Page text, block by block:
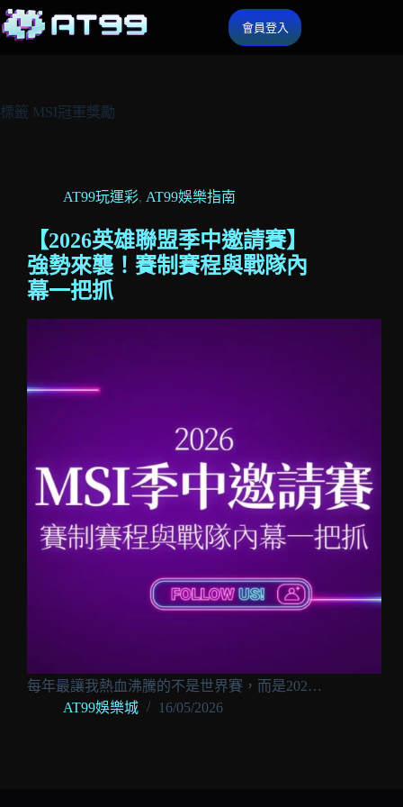
會員登入
標籤 MSI冠軍獎勵
AT99玩運彩, AT99娛樂指南
【2026英雄聯盟季中邀請賽】
強勢來襲！賽制賽程與戰隊內
幕一把抓
每年最讓我熱血沸騰的不是世界賽，而是202…
AT99娛樂城
16/05/2026